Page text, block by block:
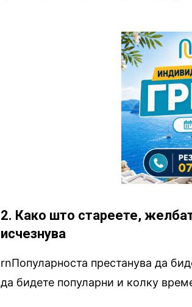
2. Како што стареете,
исчезнува
rnПопуларноста престанува да
да бидете популарни и колку